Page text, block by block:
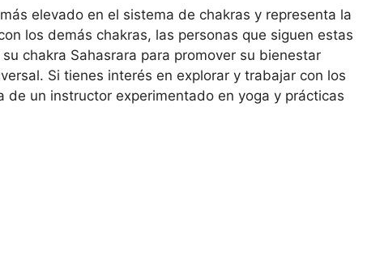
elevado en el sistema de chakras y representa la
los demás chakras, las personas que siguen estas
chakra Sahasrara para promover su bienestar
Si tienes interés en explorar y trabajar con los
un instructor experimentado en yoga y prácticas